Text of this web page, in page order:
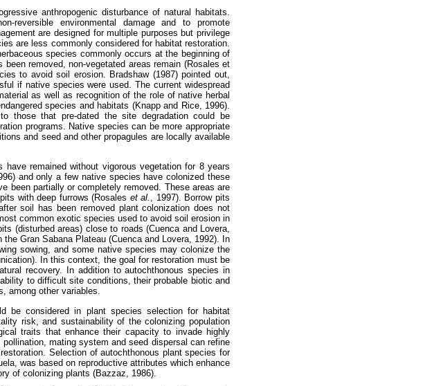
anthropogenic disturbance of natural habitats.
reversible environmental damage and to promote
are designed for multiple purposes but privilege
are less commonly considered for habitat restoration.
species commonly occurs at the beginning of
removed, non-vegetated areas remain (Rosales et
to avoid soil erosion. Bradshaw (1987) pointed out,
if native species were used. The current widespread
as well as recognition of the role of native herbal
species and habitats (Knapp and Rice, 1996).
those that pre-dated the site degradation could be
programs. Native species can be more appropriate
and seed and other propagules are locally available
have remained without vigorous vegetation for 8 years
and only a few native species have colonized these
been partially or completely removed. These areas are
with deep furrows (Rosales et al. , 1997). Borrow pits
soil has been removed plant colonization does not
common exotic species used to avoid soil erosion in
(disturbed areas) close to roads (Cuenca and Lovera,
Gran Sabana Plateau (Cuenca and Lovera, 1992). In
sowing, and some native species may colonize the
In this context, the goal for restoration must be
recovery. In addition to autochthonous species in
to difficult site conditions, their probable biotic and
among other variables.
be considered in plant species selection for habitat
risk, and sustainability of the colonizing population
traits that enhance their capacity to invade highly
mating system and seed dispersal can refine
Selection of autochthonous plant species for
was based on reproductive attributes which enhance
of colonizing plants (Bazzaz, 1986).